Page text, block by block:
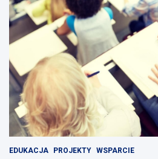
EDUKACJA PROJEKTY WSPARCIE